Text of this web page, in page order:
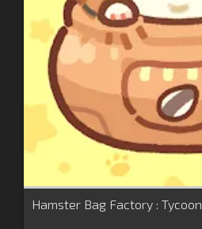
Hamster Bag Factory : Tycoon